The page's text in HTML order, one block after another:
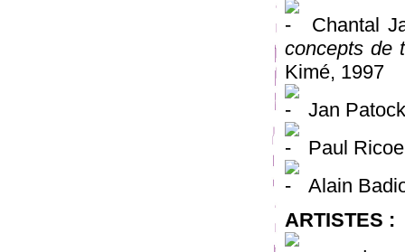
Chantal
concepts de
Kimé, 1997
Jan
Paul
Alain
ARTISTES :